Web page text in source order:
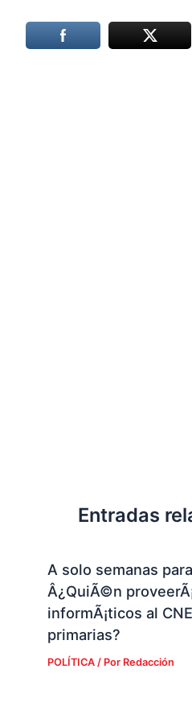
Entradas
A solo semanas
Â¿QuiÃ©n
informÃ¡ticos al
primarias?
POLÍTICA/ Por Redacción